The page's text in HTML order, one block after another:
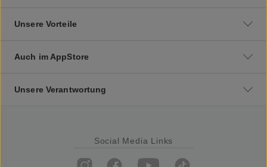
Unsere Vorteile
Auch im AppStore
Unsere Verantwortung
Social Media Links